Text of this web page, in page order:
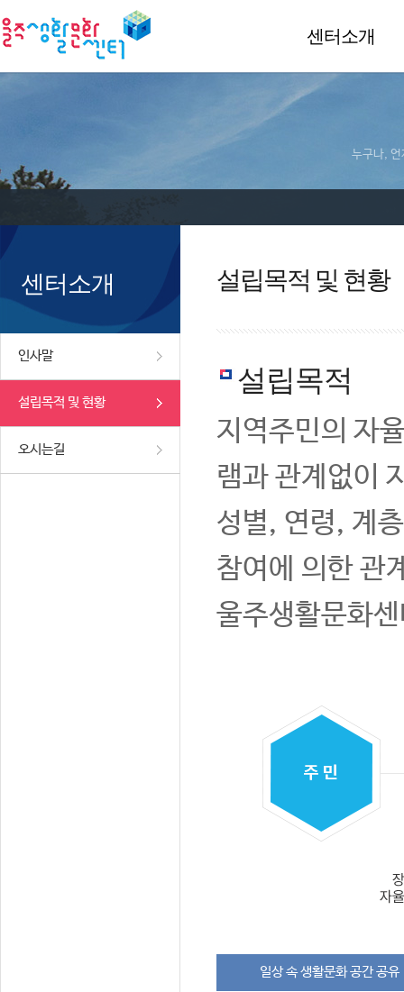
센터소개
누구나, 언
센터소개
인사말
설립목적 및 현황
오시는길
설립목적 및 현황
설립목적
지역주민의 자
램과 관계없이
성별, 연령, 계
참여에 의한 관
울주생활문화
일상 속 생활문화 공간 공유